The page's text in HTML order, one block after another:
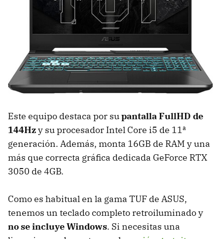
Este equipo destaca por supantalla FullHD de
144Hzy su procesador Intel Core i5 de 11ª
generación. Además, monta 16GB de RAM y una
más que correcta gráfica dedicada GeForce RTX
3050 de 4GB.
Como es habitual en la gama TUF de ASUS,
tenemos un teclado completo retroiluminado y
no se incluye Windows. Si necesitas una